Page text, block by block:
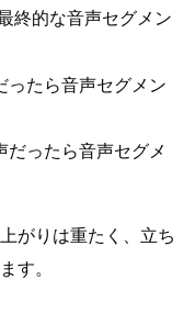
終的な音声セグメン
ったら音声セグメン
ったら音声セグメ
がりは重たく、立ち
す。